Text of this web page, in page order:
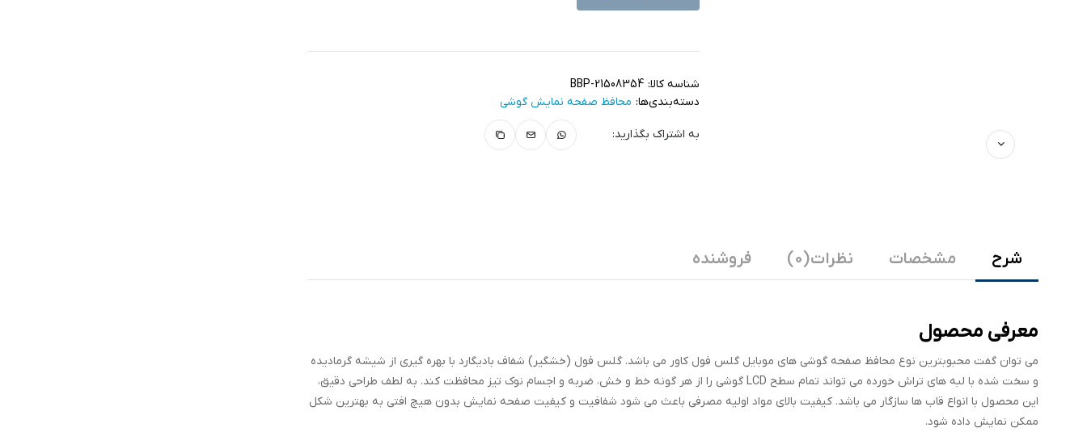
شناسه کالا: BBP-21508354
دسته‌بندی‌ها: محافظ صفحه نمایش گوشی
به اشتراک بگذارید:
شرح مشخصات نظرات (0) فروشنده
معرفی محصول
می توان گفت محبوبترین نوع محافظ صفحه گوشی های موبایل گلس فول کاور می باشد. گلس فول (خشگیر) شفاف بادیگارد با بهره گیری از شیشه گرمادیده
و سخت شده با لبه های تراش خورده می تواند تمام سطح LCD گوشی را از هر گونه خط و خش، ضربه و اجسام نوک تیز محافظت کند. به لطف طراحی دقیق،
این محصول با انواع قاب ها سازگار می باشد. کیفیت بالای مواد اولیه مصرفی باعث می شود شفافیت و کیفیت صفحه نمایش بدون هیچ افتی به بهترین شکل
ممکن نمایش داده شود.